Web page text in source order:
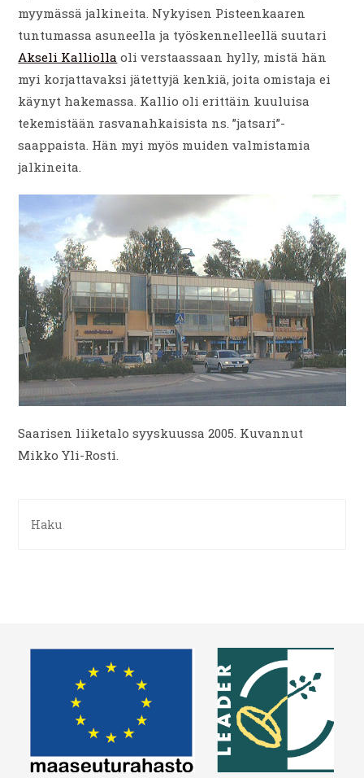
myymässä jalkineita. Nykyisen Pisteenkaaren
tuntumassa asuneella ja työskennelleellä suutari
Akseli Kalliolla oli verstaassaan hylly, mistä hän
myi korjattavaksi jätettyjä kenkiä, joita omistaja ei
käynyt hakemassa. Kallio oli erittäin kuuluisa
tekemistään rasvanahkaisista ns. ”jatsari”-
saappaista. Hän myi myös muiden valmistamia
jalkineita.
Saarisen liiketalo syyskuussa 2005. Kuvannut
Mikko Yli-Rosti.